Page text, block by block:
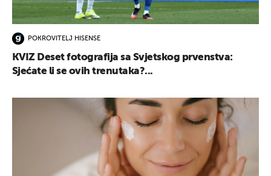
POKROVITELJ HISENSE
KVIZ Deset fotografija sa Svjetskog prvenstva:
Sjećate li se ovih trenutaka?...